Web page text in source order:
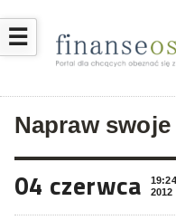
☰
Napraw
04 czerwca
19:24
2012